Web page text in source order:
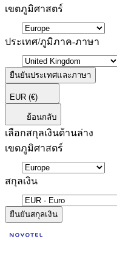
เขตภูมิศาสตร์
ประเทศ/ภูมิภาค-ภาษา
ยืนยันประเทศและภาษา
EUR (€)
ย้อนกลับ
เลือกสกุลเงินด้านล่าง
เขตภูมิศาสตร์
สกุลเงิน
ยืนยันสกุลเงิน